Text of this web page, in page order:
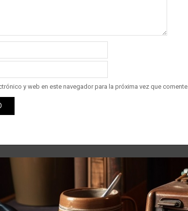
y web en este navegador para la próxima vez que comente.